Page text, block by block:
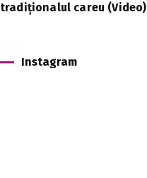
tradiționalul careu (Video)
Instagram